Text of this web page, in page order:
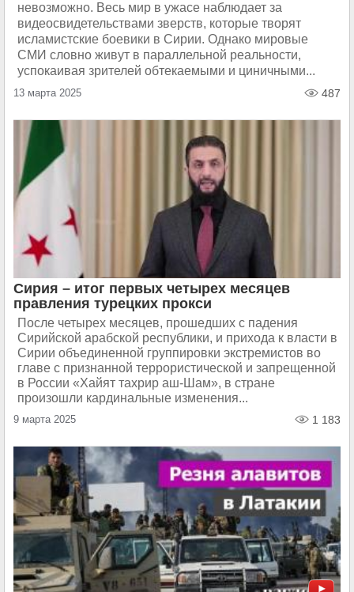
невозможно. Весь мир в ужасе наблюдает за
видеосвидетельствами зверств, которые творят
исламистские боевики в Сирии. Однако мировые
СМИ словно живут в параллельной реальности,
успокаивая зрителей обтекаемыми и циничными...
13 марта 2025 487
Сирия – итог первых четырех месяцев
правления турецких прокси
После четырех месяцев, прошедших с падения
Сирийской арабской республики, и прихода к власти в
Сирии объединенной группировки экстремистов во
главе с признанной террористической и запрещенной
в России «Хайят тахрир аш-Шам», в стране
произошли кардинальные изменения...
9 марта 2025 1 183